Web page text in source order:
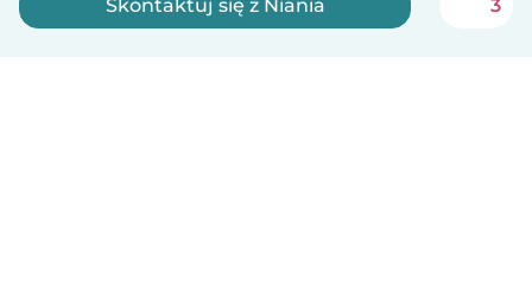
Skontaktuj się z Niania 3